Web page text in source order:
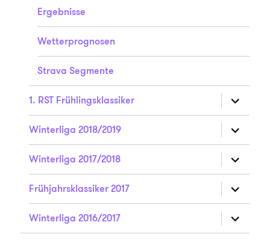
Ergebnisse
Wetterprognosen
Strava Segmente
1. RST Frühlingsklassiker
anzeigen
Winterliga 2018/2019
anzeigen
Winterliga 2017/2018
anzeigen
Frühjahrsklassiker 2017
anzeigen
Winterliga 2016/2017
anzeigen